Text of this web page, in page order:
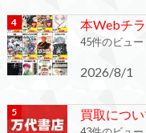
本Webチ
45件のビュー
2026/8/1
買取につい